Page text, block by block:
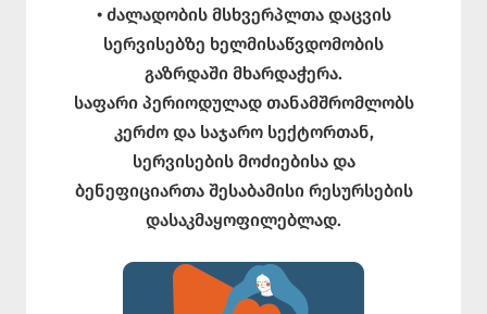
• ძალადობის მსხვერპლთა დაცვის
სერვისებზე ხელმისაწვდომობის
გაზრდაში მხარდაჭერა.
საფარი პერიოდულად თანამშრომლობს
კერძო და საჯარო სექტორთან,
სერვისების მოძიებისა და
ბენეფიციართა შესაბამისი რესურსების
დასაკმაყოფილებლად.